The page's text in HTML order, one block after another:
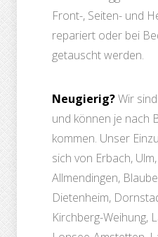
Front-, Seiten- und
repariert oder bei
getauscht werden.
Neugierig?Wir
und können je nach
kommen. Unser
sich von Erbach,
Allmendingen,
Dietenheim,
Kirchberg-Weihung,